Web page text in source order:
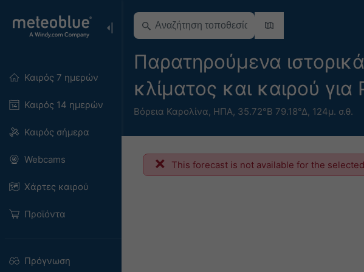
Καιρός 7 ημερών
Καιρός 14 ημερών
Καιρός σήμερα
Webcams
Χάρτες καιρού
Προϊόντα
Πρόγνωση
Παρατηρούμενα
κλίματος και καιρού
Βόρεια Καρολίνα, ΗΠΑ, 35.72°Β 79.18°Δ, 124μ. σ.θ.
This forecast is not available for the